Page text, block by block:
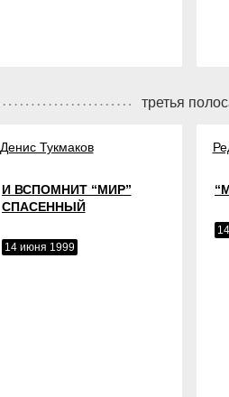
третья
Денис Тукмаков
И ВСПОМНИТ “МИР”
СПАСЕННЫЙ
14 июня 1999